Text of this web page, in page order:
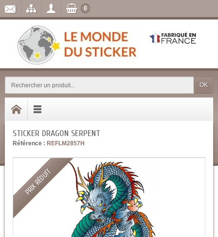
OK
0
STICKER DRAGON SERPENT
Référence : REFLM2857H
PRIX RÉDUIT